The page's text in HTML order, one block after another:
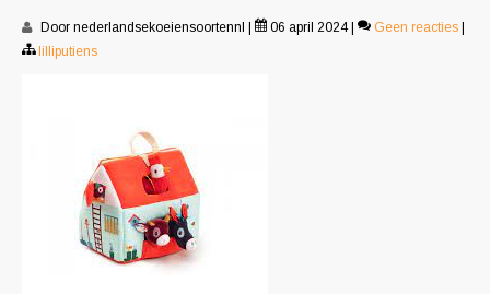
Door nederlandsekoeiensoortennl 06 april 2024 Geen reacties
lilliputiens